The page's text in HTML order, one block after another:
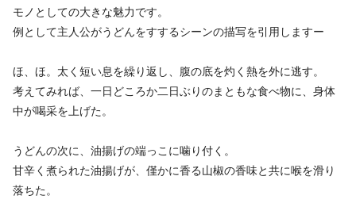
モノとしての大きな魅力です。
例として主人公がうどんをすするシーンの描写を引用しますー
ほ、ほ。太く短い息を繰り返し、腹の底を灼く熱を外に逃す。
考えてみれば、一日どころか二日ぶりのまともな食べ物に、身体
中が喝采を上げた。
うどんの次に、油揚げの端っこに噛り付く。
甘辛く煮られた油揚げが、僅かに香る山椒の香味と共に喉を滑り
落ちた。